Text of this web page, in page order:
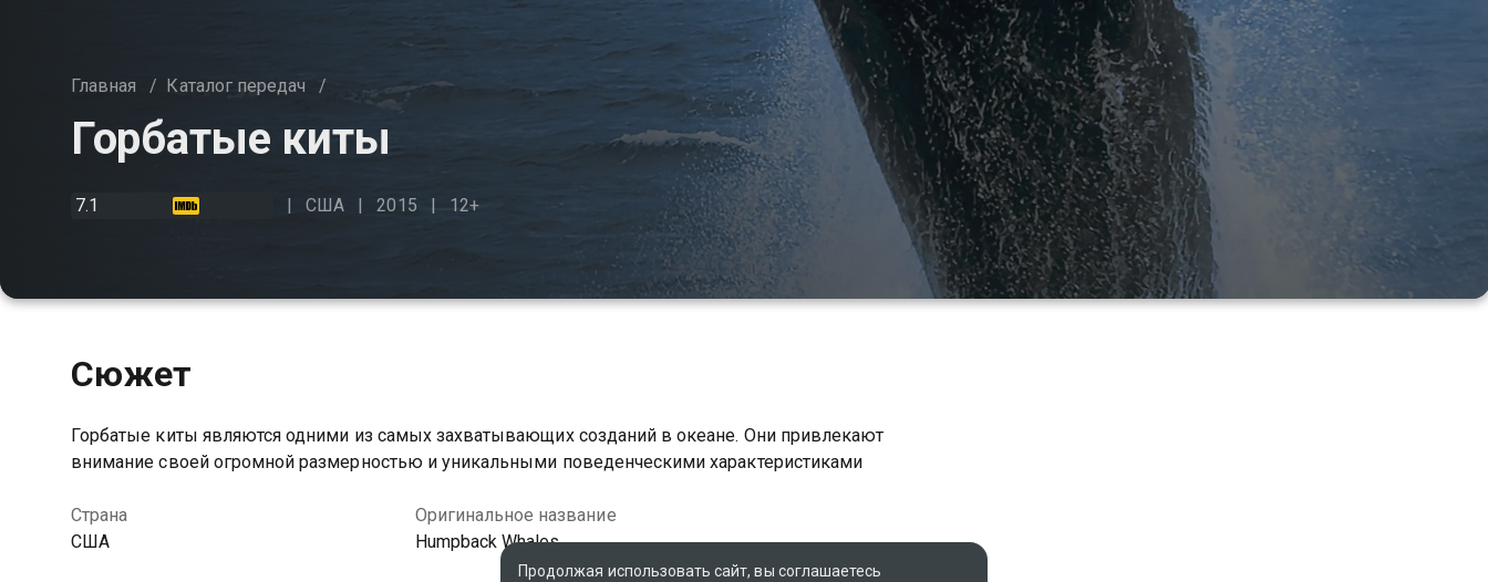
Главная / Каталог передач /
Горбатые киты
7.1 США 2015 12+
Сюжет
Горбатые киты являются одними из самых захватывающих созданий в океане. Они привлекают
внимание своей огромной размерностью и уникальными поведенческими характеристиками
Страна
США
Оригинальное название
Humpback Whales
Продолжая использовать сайт, вы соглашаетесь